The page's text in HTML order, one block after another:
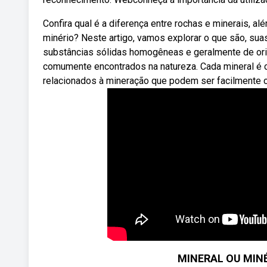
Confira qual é a diferença entre rochas e minerais,
minério? Neste artigo, vamos explorar o que são,
substâncias sólidas homogêneas e geralmente de
comumente encontrados na natureza. Cada mineral
relacionados à mineração que podem ser
MINERAL OU